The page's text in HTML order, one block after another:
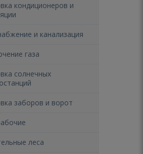
кондиционеров и
и канализация
газа
солнечных
заборов и ворот
леса